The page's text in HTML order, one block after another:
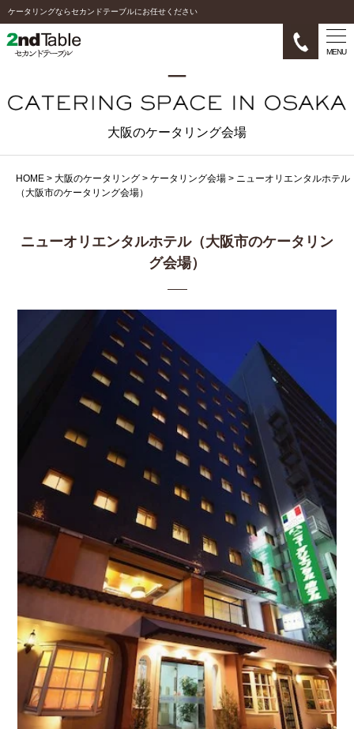
ケータリングならセカンドテーブルにお任せください
MENU
大阪のケータリング会場
HOME > 大阪のケータリング > ケータリング会場 > ニューオリエンタルホテル
（大阪市のケータリング会場）
ニューオリエンタルホテル（大阪市のケータリン
グ会場）